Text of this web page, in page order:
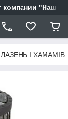
компании "Наш
І ХАМАМІВ